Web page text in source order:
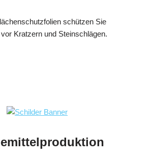
schützen Sie
Kratzern und Steinschlägen.